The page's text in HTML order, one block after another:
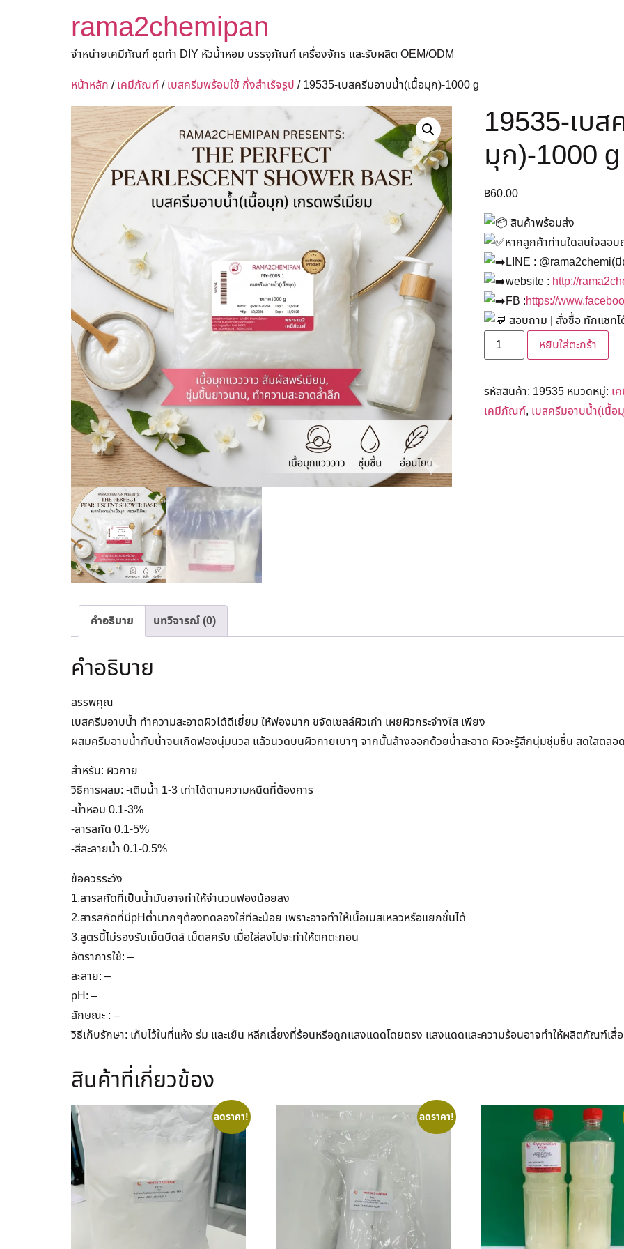
rama2chemipan
จำหน่ายเคมีภัณฑ์ ชุดทำ DIY หัวน้ำหอม บรรจุภัณฑ์ เครื่องจักร และรับผลิต OEM/ODM
หน้าหลัก /เคมีภัณฑ์/เบสครีมพร้อมใช้ กึ่งสำเร็จรูป / 19535-เบสครีมอาบน้ำ(เนื้อมุก)-1000 g
19535-เบส
มุก)-1000 g
฿60.00
สินค้าพร้อมส่ง
หากลูกค้าท่านใดสนใจสอ
LINE : @rama2chemi(มี
website : http://
FB :https://
สอบถาม | สั่งซื้อ ทักแชทไ
หยิบใส่ตะกร้า
รหัสสินค้า: 19535 หมวดหมู่: เ
เคมีภัณฑ์, เบสครีมอาบน้ำ(เนื้อ
คำอธิบาย บทวิจารณ์ (0)
คำอธิบาย
สรรพคุณ
เบสครีมอาบน้ำ ทำความสะอาดผิวได้ดีเยี่ยม ให้ฟองมาก ขจัดเซลล์ผิวเก่า เผยผิวกระจ่างใส เพียง
ผสมครีมอาบน้ำกับน้ำจนเกิดฟองนุ่มนวล แล้วนวดบนผิวกายเบาๆ จากนั้นล้างออกด้วยน้ำสะอาด ผิวจะรู้สึกนุ่มชุ่มชื่น สดใสตลอ
สำหรับ: ผิวกาย
วิธีการผสม: -เติมน้ำ 1-3 เท่าได้ตามความหนืดที่ต้องการ
-น้ำหอม 0.1-3%
-สารสกัด 0.1-5%
-สีละลายน้ำ 0.1-0.5%
ข้อควรระวัง
1.สารสกัดที่เป็นน้ำมันอาจทำให้จำนวนฟองน้อยลง
2.สารสกัดที่มีpHต่ำมากๆต้องทดลองใส่ทีละน้อย เพราะอาจทำให้เนื้อเบสเหลวหรือแยกชั้นได้
3.สูตรนี้ไม่รองรับเม็ดบีดส์ เม็ดสครับ เมื่อใส่ลงไปจะทำให้ตกตะกอน
อัตราการใช้: –
ละลาย: –
pH: –
ลักษณะ : –
วิธีเก็บรักษา: เก็บไว้ในที่แห้ง ร่ม และเย็น หลีกเลี่ยงที่ร้อนหรือถูกแสงแดดโดยตรง แสงแดดและความร้อนอาจทำให้ผลิตภัณฑ์เสื่
สินค้าที่เกี่ยวข้อง
ลดราคา! ลดราคา!